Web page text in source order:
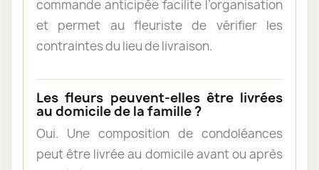
commande anticipée facilite l’organisation
et permet au fleuriste de vérifier les
contraintes du lieu de livraison.
Les fleurs peuvent-elles être livrées
au domicile de la famille ?
Oui. Une composition de condoléances
peut être livrée au domicile avant ou après